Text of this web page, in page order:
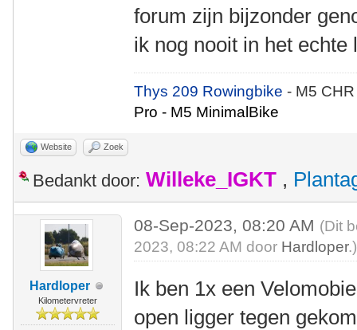
forum zijn bijzonder
ik nog nooit in het echte
Thys 209 Rowingbike- M5
Pro - M5 MinimalBike
Website Zoek
Bedankt door: Willeke_IGKT ,
Hardloper
Kilometervreter
08-Sep-2023, 08:20 AM (Dit
2023, 08:22 AM door Hardloper.)
Ik ben 1x een
open ligger tegen